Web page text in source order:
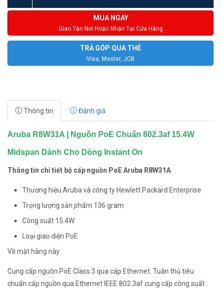
MUA NGAY
Giao Tận Nơi Hoặc Nhận Tại Cửa Hàng
TRẢ GÓP QUA THẺ
Visa, Master, JCB
Thông tin Đánh giá
Aruba R8W31A | Nguồn PoE Chuẩn 802.3af 15.4W
Midspan Dành Cho Dòng Instant On
Thông tin chi tiết bộ cấp nguồn PoE Aruba R8W31A
Thương hiệu Aruba và công ty Hewlett Packard Enterprise
Trọng lượng sản phẩm 136 gram
Công suất 15.4W
Loại giao diện PoE
Về mặt hàng này
Cung cấp nguồn PoE Class 3 qua cáp Ethernet. Tuân thủ tiêu
chuẩn cấp nguồn qua Ethernet IEEE 802.3af cung cấp công suất